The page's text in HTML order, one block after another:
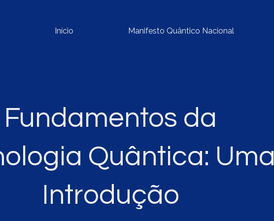
Início Manifesto Quântico Nacional
Fundamentos da
Quântica: Uma
Introdução